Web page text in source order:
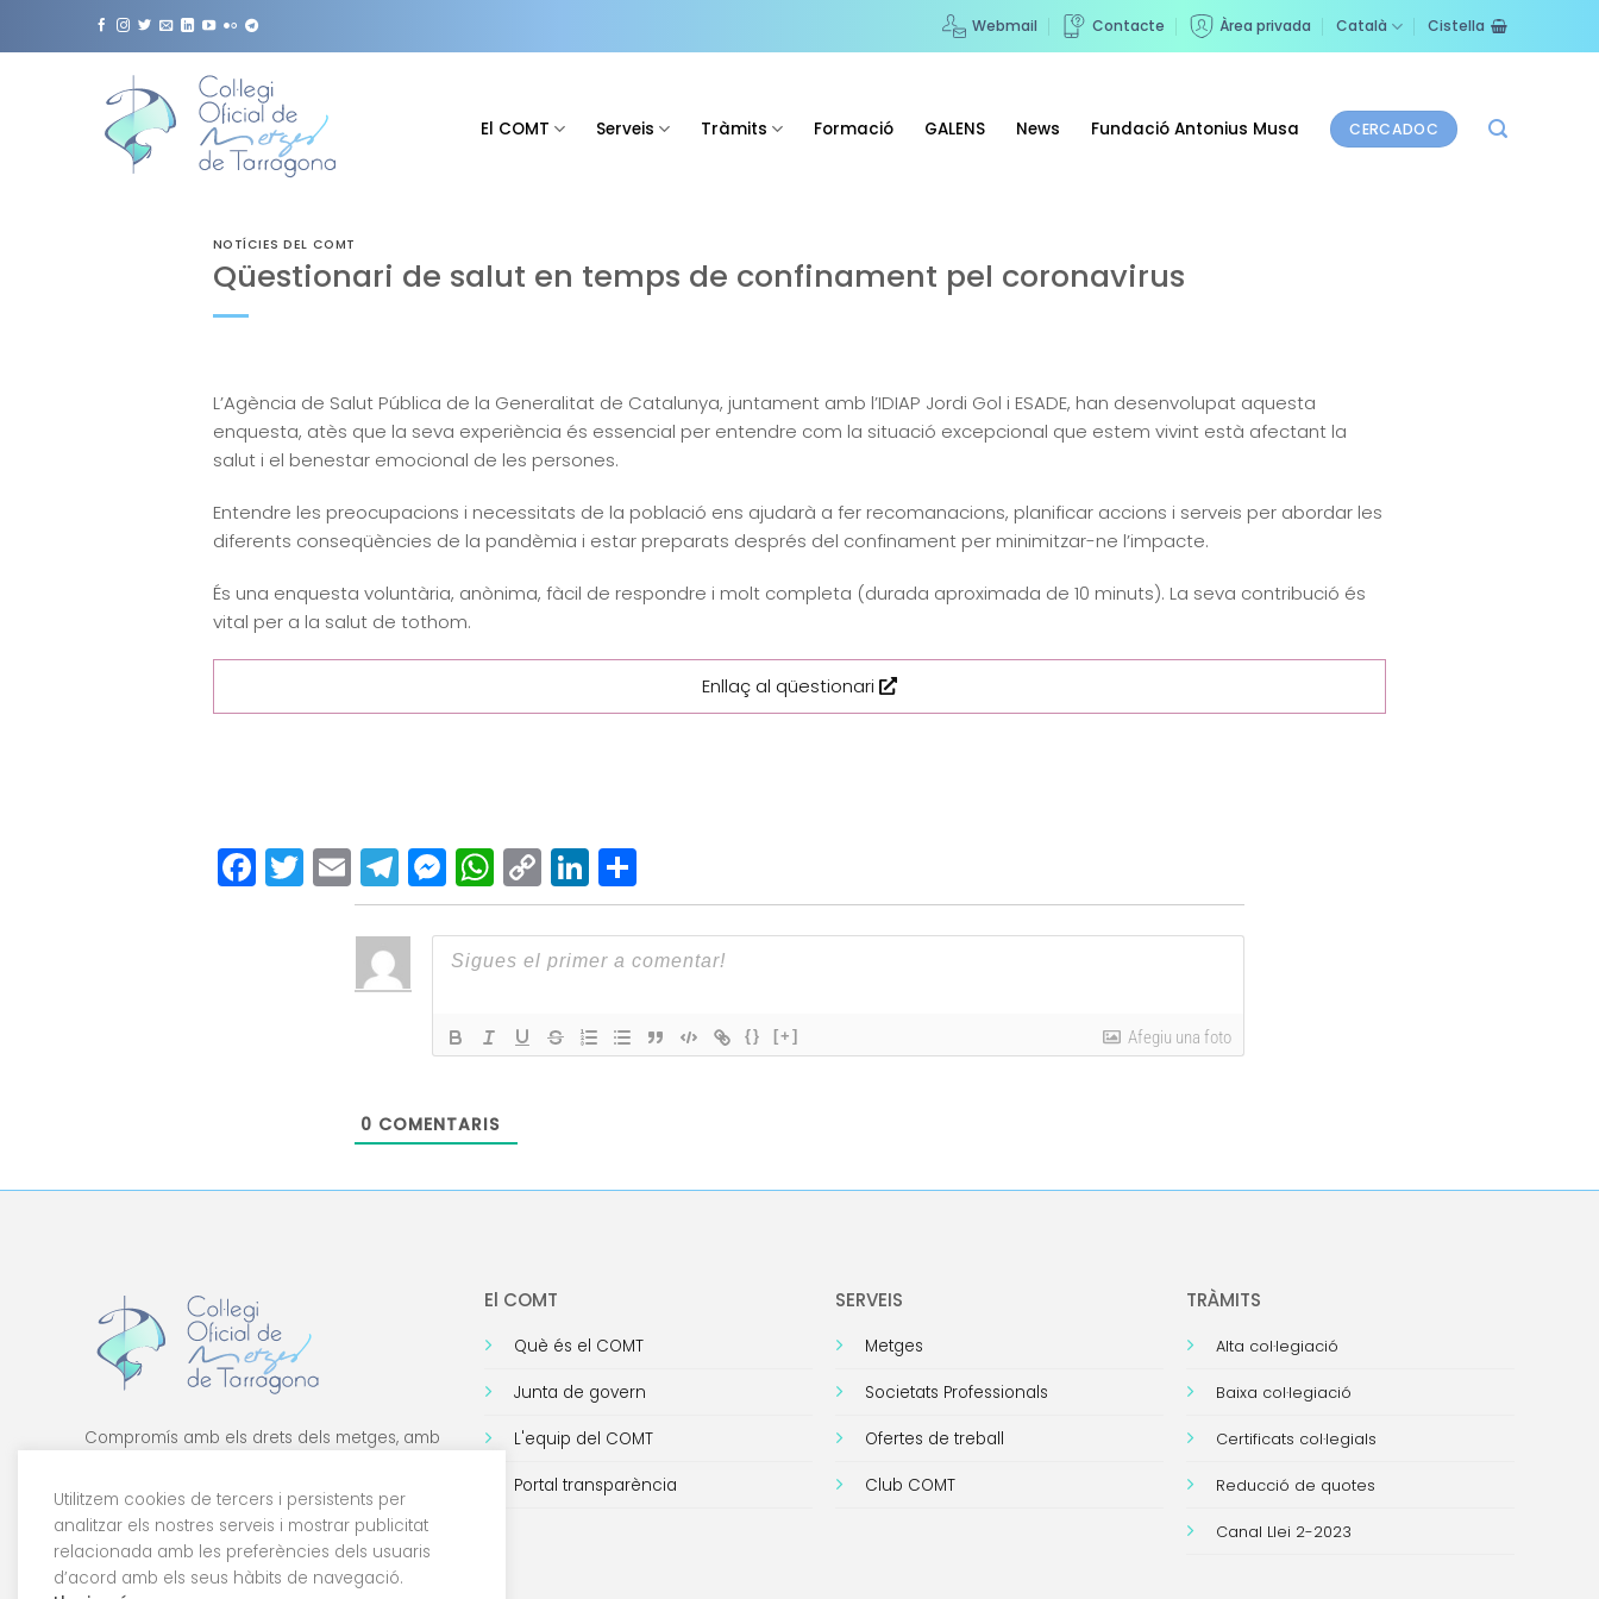
Webmail Contacte Àrea privada Català Cistella
El COMT Serveis Tràmits Formació GALENS News Fundació Antonius Musa CERCADOC
NOTÍCIES DEL COMT
Qüestionari de salut en temps de confinament pel coronavirus
L’Agència de Salut Pública de la Generalitat de Catalunya, juntament amb l’IDIAP Jordi Gol i ESADE, han desenvolupat aquesta
enquesta, atès que la seva experiència és essencial per entendre com la situació excepcional que estem vivint està afectant la
salut i el benestar emocional de les persones.
Entendre les preocupacions i necessitats de la població ens ajudarà a fer recomanacions, planificar accions i serveis per abordar les
diferents conseqüències de la pandèmia i estar preparats després del confinament per minimitzar-ne l’impacte.
És una enquesta voluntària, anònima, fàcil de respondre i molt completa (durada aproximada de 10 minuts). La seva contribució és
vital per a la salut de tothom.
Enllaç al qüestionari
Facebook
Twitter
EmailTelegram
Messenger
WhatsApp
Copy
Link
LinkedIn
Comparteix
{} [+] Afegiu una foto
0 COMENTARIS
Compromís amb els drets dels metges, amb
El COMT
Què és el COMT
Junta de govern
L'equip del COMT
Portal transparència
SERVEIS
Metges
Societats Professionals
Ofertes de treball
Club COMT
TRÀMITS
Alta col·legiació
Baixa col·legiació
Certificats col·legials
Reducció de quotes
Canal Llei 2-2023
Utilitzem cookies de tercers i persistents per
analitzar els nostres serveis i mostrar publicitat
relacionada amb les preferències dels usuaris
d’acord amb els seus hàbits de navegació.